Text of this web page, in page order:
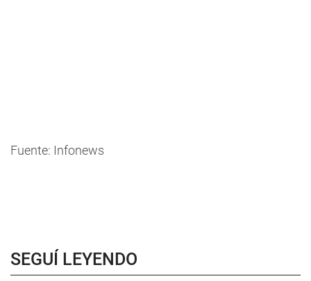
Fuente: Infonews
SEGUÍ LEYENDO